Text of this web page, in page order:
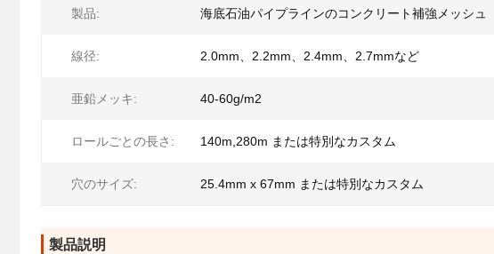
製品: 海底石油パイプラインのコンクリート補強メッシュ
線径: 2.0mm、2.2mm、2.4mm、2.7mmなど
亜鉛メッキ: 40-60g/m2
ロールごとの長さ: 140m,280m または特別なカスタム
穴のサイズ: 25.4mm x 67mm または特別なカスタム
製品説明